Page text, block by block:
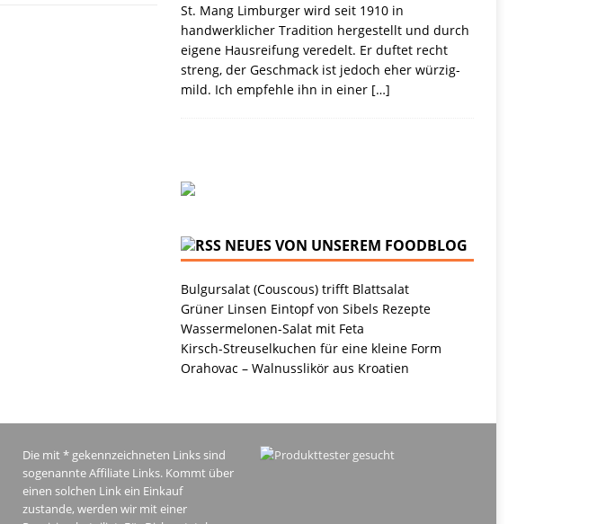
St. Mang Limburger wird seit 1910 in
handwerklicher Tradition hergestellt und durch
eigene Hausreifung veredelt. Er duftet recht
streng, der Geschmack ist jedoch eher würzig-
mild. Ich empfehle ihn in einer […]
NEUES VON UNSEREM FOODBLOG
Bulgursalat (Couscous) trifft Blattsalat
Grüner Linsen Eintopf von Sibels Rezepte
Wassermelonen-Salat mit Feta
Kirsch-Streuselkuchen für eine kleine Form
Orahovac – Walnusslikör aus Kroatien
Die mit * gekennzeichneten Links sind
sogenannte Affiliate Links. Kommt über
einen solchen Link ein Einkauf
zustande, werden wir mit einer